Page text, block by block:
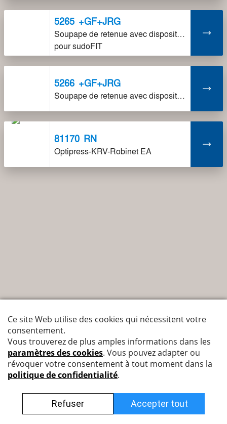
5265 +GF+JRG
Soupape de retenue avec dispositif de fermeture
pour sudoFIT
5266 +GF+JRG
Soupape de retenue avec dispositif de fermeture
81170 RN
Optipress-KRV-Robinet EA
Nyffenegger Armaturen AG
Leutschenbachstrasse 38